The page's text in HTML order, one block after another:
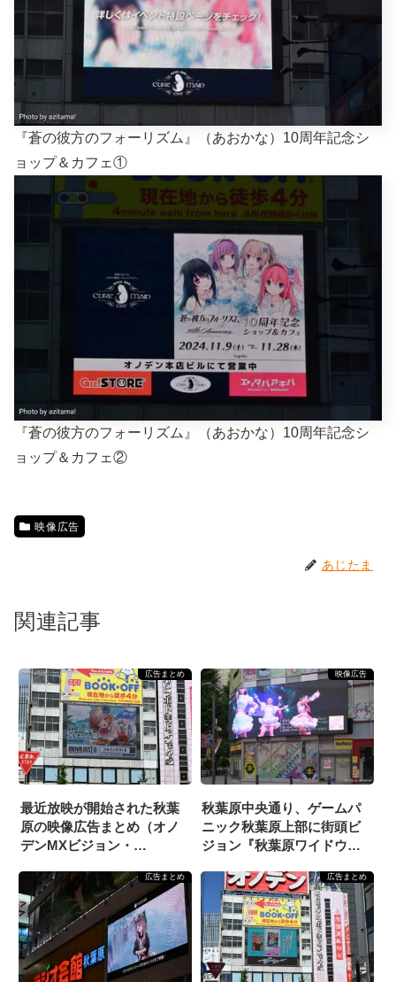
『蒼の彼方のフォーリズム』（あおかな）10周年記念シ
ョップ＆カフェ①
『蒼の彼方のフォーリズム』（あおかな）10周年記念シ
ョップ＆カフェ②
映像広告
あじたま
関連記事
広告まとめ
最近放映が開始された秋葉
原の映像広告まとめ（オノ
デンMXビジョン・
映像広告
秋葉原中央通り、ゲームパ
ニック秋葉原上部に街頭ビ
ジョン『秋葉原ワイドウォ
広告まとめ 広告まとめ